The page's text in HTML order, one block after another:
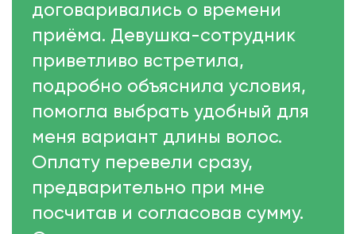
договаривались о времени
приёма. Девушка-сотрудник
приветливо встретила,
подробно объяснила условия,
помогла выбрать удобный для
меня вариант длины волос.
Оплату перевели сразу,
предварительно при мне
посчитав и согласовав сумму.